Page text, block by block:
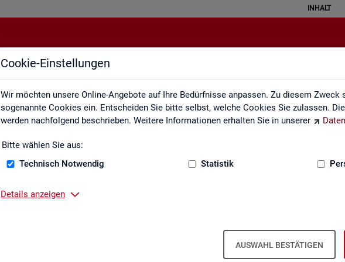
Cookie-Einstellungen
Wir möchten unsere Online-Angebote auf Ihre Bedürfnisse anpassen. Zu diesem Zweck
sogenannte Cookies ein. Entscheiden Sie bitte selbst, welche Cookies Sie zulassen.
werden nachfolgend beschrieben. Weitere Informationen erhalten Sie in unserer
Bitte wählen Sie aus:
Technisch Notwendig
Statistik
Details anzeigen
AUSWAHL BESTÄTIGEN
INHALT
Gebärdensprache
In­for­ma­tio­nen in Ge­bär­den­spra­che